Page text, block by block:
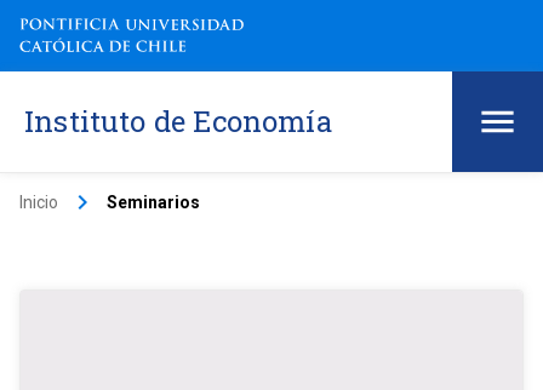
Instituto de Economía
Inicio keyboard_arrow_right Seminarios